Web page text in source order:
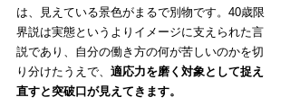
は、見えている景色がまるで別物です。40歳限
界説は実態というよりイメージに支えられた言
説であり、自分の働き方の何が苦しいのかを切
り分けたうえで、 適応力を磨く対象として捉え
直すと突破口が見えてきます。